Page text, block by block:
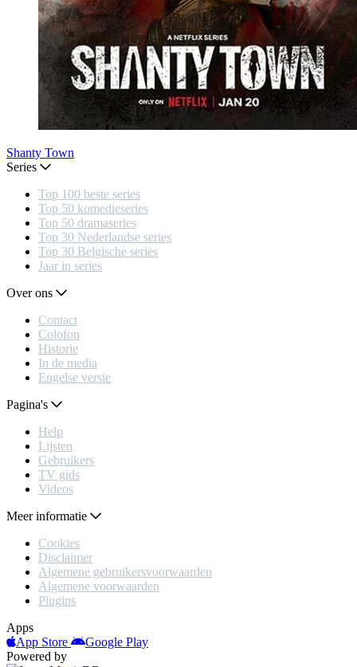
Shanty Town
Series
Top 100 beste series
Top 50 komedieseries
Top 50 dramaseries
Top 30 Nederlandse series
Top 30 Belgische series
Jaar in series
Over ons
Contact
Colofon
Historie
In de media
Engelse versie
Pagina's
Help
Lijsten
Gebruikers
TV gids
Videos
Meer informatie
Cookies
Disclaimer
Algemene gebruikersvoorwaarden
Algemene voorwaarden
Plugins
Apps
App Store
Google Play
Powered by